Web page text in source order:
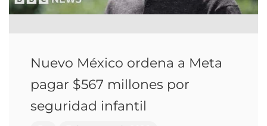
Nuevo México ordena a Meta
pagar $567 millones por
seguridad infantil